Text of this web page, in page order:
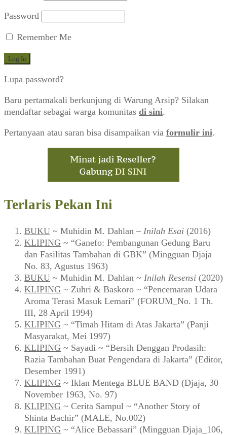
Password
Remember Me
Lupa password?
Baru pertamakali berkunjung di Warung Arsip? Silakan
mendaftar sebagai warga komunitas di sini.
Pertanyaan atau saran bisa disampaikan via formulir ini.
Terlaris Pekan Ini
BUKU ~ Muhidin M. Dahlan – Inilah Esai (2016)
KLIPING ~ “Ganefo: Pembangunan Gedung Baru
dan Fasilitas Tambahan di GBK” (Mingguan Djaja
No. 83, Agustus 1963)
BUKU ~ Muhidin M. Dahlan ~ Inilah Resensi (2020)
KLIPING ~ Zuhri & Baskoro ~ “Pencemaran Udara
Aroma Terasi Masuk Lemari” (FORUM_No. 1 Th.
III, 28 April 1994)
KLIPING ~ “Timah Hitam di Atas Jakarta” (Panji
Masyarakat, Mei 1997)
KLIPING ~ Sayadi ~ “Bersih Denggan Prodasih:
Razia Tambahan Buat Pengendara di Jakarta” (Editor,
Desember 1991)
KLIPING ~ Iklan Mentega BLUE BAND (Djaja, 30
November 1963, No. 97)
KLIPING ~ Cerita Sampul ~ “Another Story of
Shinta Bachir” (MALE, No.002)
KLIPING ~ “Alice Bebassari” (Mingguan Djaja_106,